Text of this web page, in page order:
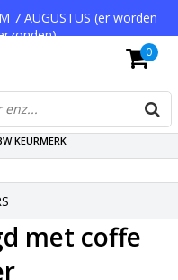
7 AUGUSTUS (er worden
VA €75,-)
75% KORTING !
KEURMERK
0
met coffe